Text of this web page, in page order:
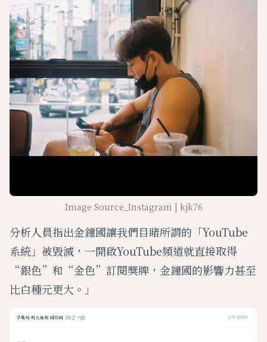
Image Source_Instagram | kjk76
分析人員指出金鐘國讓我們目睹所謂的「YouTube
系統」被毀滅，一開啟YouTube頻道就直接取得
“銀色”和“金色”訂閱獎牌，金鐘國的影響力甚至
比白種元更大。」